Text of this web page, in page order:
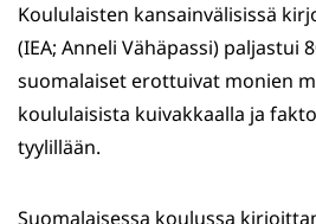
Koululaisten kansainvälisissä
(IEA; Anneli Vähäpassi) paljastui
suomalaiset erottuivat monien
koululaisista kuivakkaalla ja
tyylillään.
Suomalaisessa koulussa